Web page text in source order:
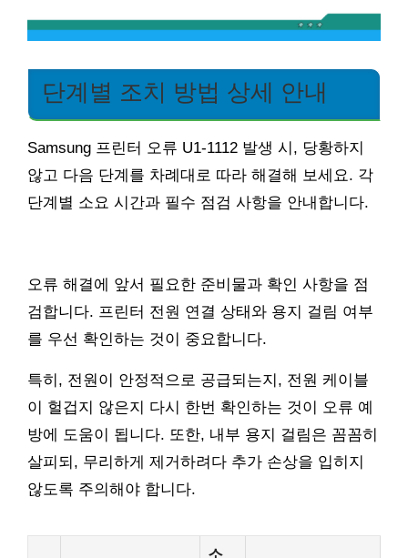
단계별 조치 방법 상세 안내
Samsung 프린터 오류 U1-1112 발생 시, 당황하지
않고 다음 단계를 차례대로 따라 해결해 보세요. 각
단계별 소요 시간과 필수 점검 사항을 안내합니다.
오류 해결에 앞서 필요한 준비물과 확인 사항을 점
검합니다. 프린터 전원 연결 상태와 용지 걸림 여부
를 우선 확인하는 것이 중요합니다.
특히, 전원이 안정적으로 공급되는지, 전원 케이블
이 헐겁지 않은지 다시 한번 확인하는 것이 오류 예
방에 도움이 됩니다. 또한, 내부 용지 걸림은 꼼꼼히
살피되, 무리하게 제거하려다 추가 손상을 입히지
않도록 주의해야 합니다.